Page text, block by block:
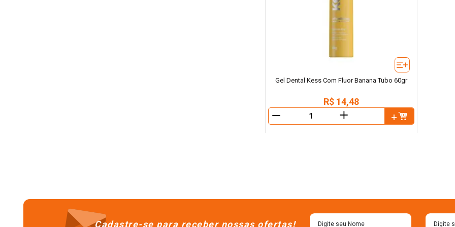
Gel Dental Kess Com Fluor Banana Tubo 60gr
R$ 14,48
＋
Cadastre-se para receber nossas ofertas!